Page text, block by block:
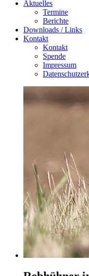
Aktuelles
Termine
Berichte
Downloads / Links
Kontakt
Kontakt
Spende
Impressum